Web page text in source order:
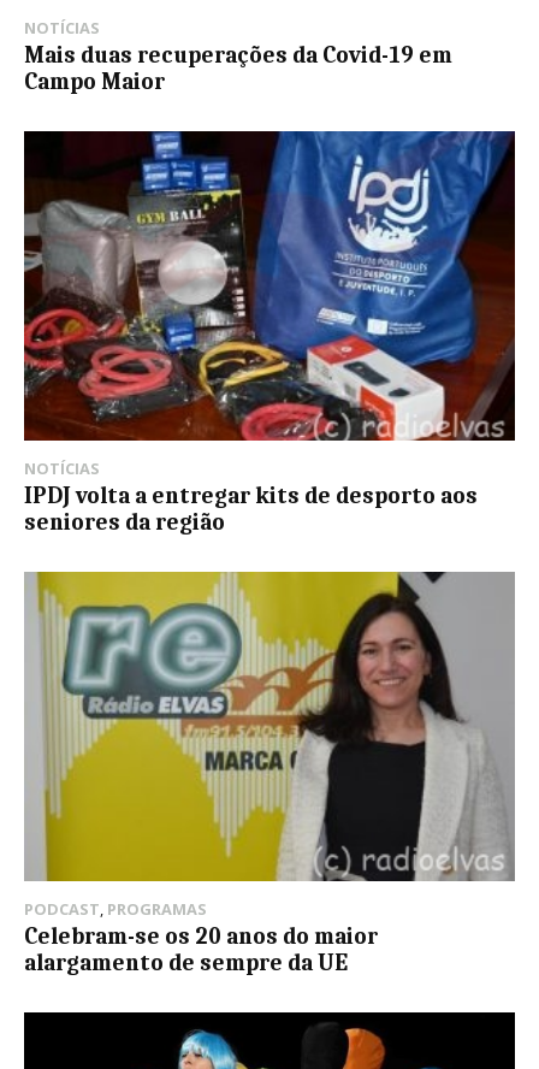
NOTÍCIAS
Mais duas recuperações da Covid-19 em
Campo Maior
NOTÍCIAS
IPDJ volta a entregar kits de desporto aos
seniores da região
PODCAST, PROGRAMAS
Celebram-se os 20 anos do maior
alargamento de sempre da UE